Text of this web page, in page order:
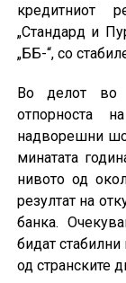
кредитниот
„Стандард и
„ББ-“, со
Во делот во
отпорноста
надворешни
минатата
нивото од
резултат на
банка.
бидат
од странските